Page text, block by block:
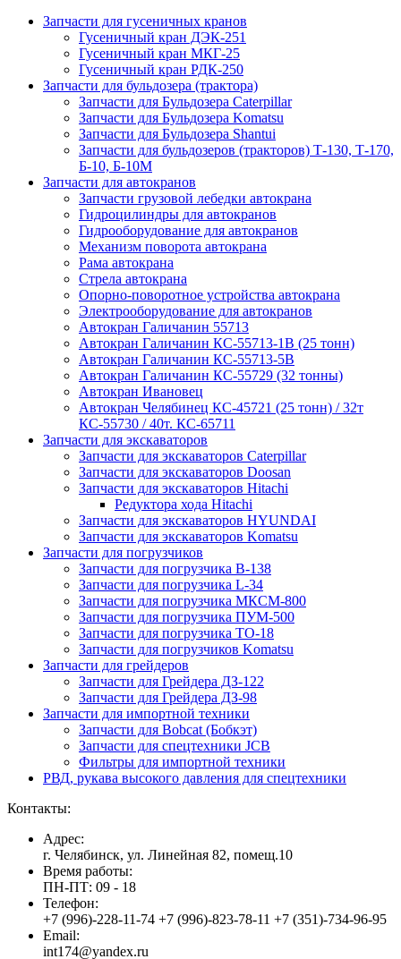
Запчасти для гусеничных кранов
Гусеничный кран ДЭК-251
Гусеничный кран МКГ-25
Гусеничный кран РДК-250
Запчасти для бульдозера (трактора)
Запчасти для Бульдозера Caterpillar
Запчасти для Бульдозера Komatsu
Запчасти для Бульдозера Shantui
Запчасти для бульдозеров (тракторов) Т-130, Т-170,
Б-10, Б-10М
Запчасти для автокранов
Запчасти грузовой лебедки автокрана
Гидроцилиндры для автокранов
Гидрооборудование для автокранов
Механизм поворота автокрана
Рама автокрана
Стрела автокрана
Опорно-поворотное устройства автокрана
Электрооборудование для автокранов
Автокран Галичанин 55713
Автокран Галичанин КС-55713-1В (25 тонн)
Автокран Галичанин КС-55713-5В
Автокран Галичанин КС-55729 (32 тонны)
Автокран Ивановец
Автокран Челябинец КС-45721 (25 тонн) / 32т
КС-55730 / 40т. КС-65711
Запчасти для экскаваторов
Запчасти для экскаваторов Caterpillar
Запчасти для экскаваторов Doosan
Запчасти для экскаваторов Hitachi
Редуктора хода Hitachi
Запчасти для экскаваторов HYUNDAI
Запчасти для экскаваторов Komatsu
Запчасти для погрузчиков
Запчасти для погрузчика B-138
Запчасти для погрузчика L-34
Запчасти для погрузчика МКСМ-800
Запчасти для погрузчика ПУМ-500
Запчасти для погрузчика ТО-18
Запчасти для погрузчиков Komatsu
Запчасти для грейдеров
Запчасти для Грейдера ДЗ-122
Запчасти для Грейдера ДЗ-98
Запчасти для импортной техники
Запчасти для Bobcat (Бобкэт)
Запчасти для спецтехники JCB
Фильтры для импортной техники
РВД, рукава высокого давления для спецтехники
Контакты:
Адрес:
г. Челябинск, ул. Линейная 82, помещ.10
Время работы:
ПН-ПТ: 09 - 18
Телефон:
+7 (996)-228-11-74 +7 (996)-823-78-11 +7 (351)-734-96-95
Email:
int174@yandex.ru